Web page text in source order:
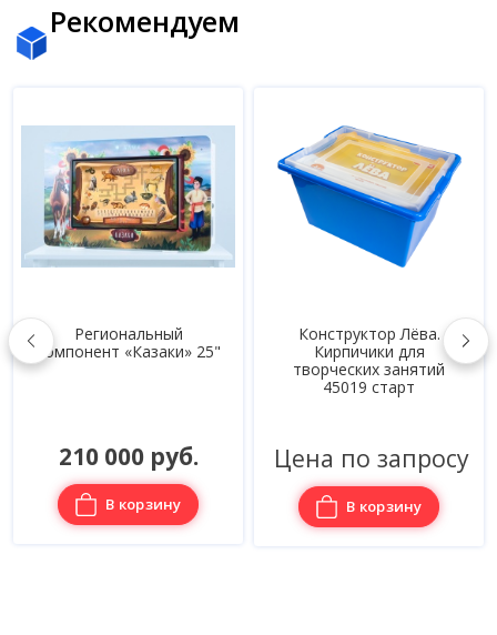
Рекомендуем
Региональный
компонент «Казаки» 25"
210 000 руб.
В корзину
Конструктор Лёва.
Кирпичики для
творческих занятий
45019 старт
Цена по запросу
В корзину